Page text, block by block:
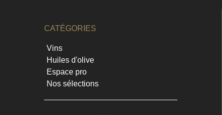
CATÉGORIES
Vins
Huiles d'olive
Espace pro
Nos sélections